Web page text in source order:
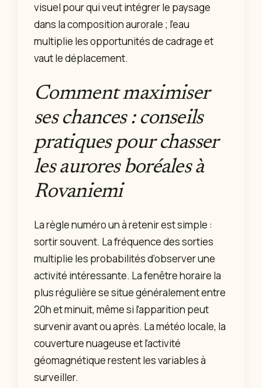
visuel pour qui veut intégrer le paysage
dans la composition aurorale ; l’eau
multiplie les opportunités de cadrage et
vaut le déplacement.
Comment maximiser
ses chances : conseils
pratiques pour chasser
les aurores boréales à
Rovaniemi
La règle numéro un à retenir est simple :
sortir souvent. La fréquence des sorties
multiplie les probabilités d’observer une
activité intéressante. La fenêtre horaire la
plus régulière se situe généralement entre
20h et minuit, même si l’apparition peut
survenir avant ou après. La météo locale, la
couverture nuageuse et l’activité
géomagnétique restent les variables à
surveiller.